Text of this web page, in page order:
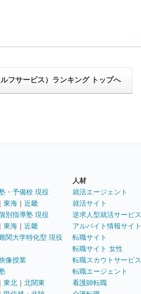
フサービス）ランキング トップへ
・予備校 現役
｜ 東海 ｜ 近畿
別指導塾 現役
｜ 東海 ｜ 近畿
関大学特化型 現役
像授業
｜ 東北 ｜ 北関東
人材
就活エージェント
就活サイト
逆求人型就活サービス
アルバイト情報サイト
転職サイト
転職サイト 女性
転職スカウトサービス
転職エージェント
看護師転職